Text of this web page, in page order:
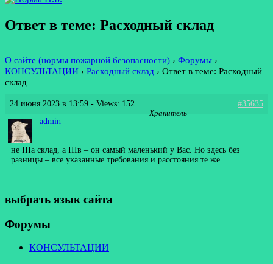
Ответ в теме: Расходный склад
О сайте (нормы пожарной безопасности) › Форумы ›
КОНСУЛЬТАЦИИ › Расходный склад › Ответ в теме: Расходный
склад
24 июня 2023 в 13:59 - Views: 152
#35635
admin
Хранитель
не IIIа склад, а IIIв – он самый маленький у Вас. Но здесь без
разницы – все указанные требования и расстояния те же.
выбрать язык сайта
Форумы
КОНСУЛЬТАЦИИ